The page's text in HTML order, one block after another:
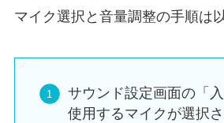
マイク選択と音量調整の手順は
サウンド設定画面の「入
使用するマイクが選択